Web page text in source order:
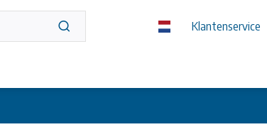
Klantenservice